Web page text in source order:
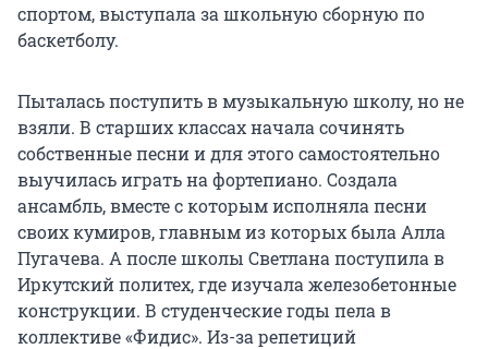
спортом, выступала за школьную сборную по
баскетболу.
Пыталась поступить в музыкальную школу, но не
взяли. В старших классах начала сочинять
собственные песни и для этого самостоятельно
выучилась играть на фортепиано. Создала
ансамбль, вместе с которым исполняла песни
своих кумиров, главным из которых была Алла
Пугачева. А после школы Светлана поступила в
Иркутский политех, где изучала железобетонные
конструкции. В студенческие годы пела в
коллективе «Фидис». Из-за репетиций